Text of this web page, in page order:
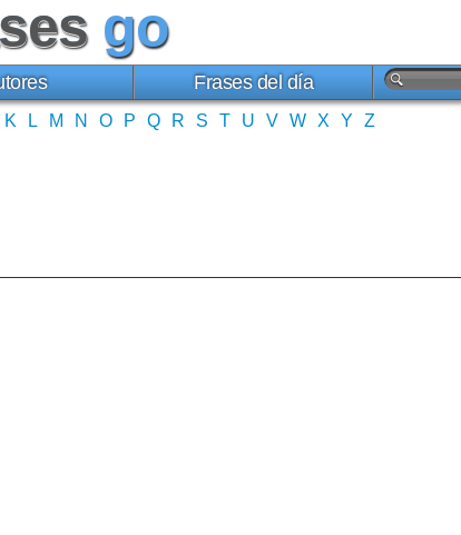
go
Frases del día
K L M N O P Q R S T U V W X Y Z